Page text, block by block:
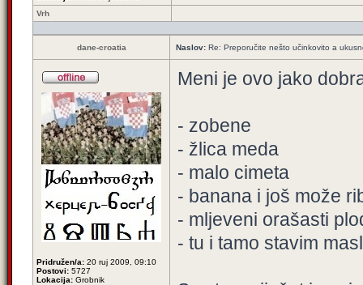
Vrh
dane-croatia Naslov: Re: Preporučite nešto učinkovito a
Pridružen/a: 20 ruj 2009, 09:10
Postovi: 5727
Lokacija: Grobnik
Meni je ovo jako
- zobene
- žlica meda
- malo cimeta
- banana i još može
- mljeveni orašasti
- tu i tamo stavim